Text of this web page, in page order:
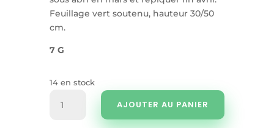
Feuillage vert soutenu, hauteur 30/50
cm.
7 G
14 en stock
AJOUTER AU PANIER